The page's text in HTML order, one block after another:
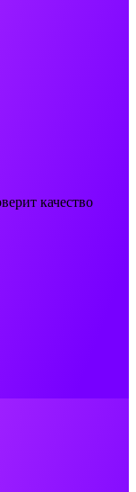
качество